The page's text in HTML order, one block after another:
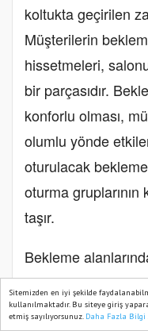
Sitemizden en iyi şekilde
kullanılmaktadır. Bu siteye giriş
etmiş sayılıyorsunuz. Daha Fazla Bilgi
koltukta geçirilen
Müşterilerin
hissetmeleri,
bir parçasıdır.
konforlu olması,
olumlu yönde
oturulacak
oturma gruplarının
taşır.
Bekleme
dergilikler gibi
konforunu artırır.
Ana Sayfa Web TV